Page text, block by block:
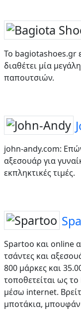
To bagiotashoes.gr
διαθέτει μία
παπουτσιών.
john-andy.com:
αξεσουάρ για
εκπληκτικές τιμές.
Spartoo και online
τσάντες και
800 μάρκες και
τοποθετείται ως
μέσω internet.
μποτάκια,